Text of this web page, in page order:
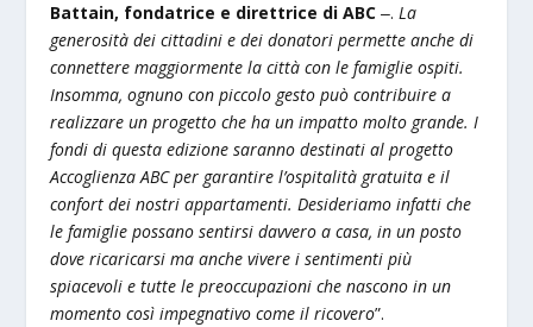
Battain, fondatrice e direttrice di ABC ‒.La
generosità dei cittadini e dei donatori permette anche di
connettere maggiormente la città con le famiglie ospiti.
Insomma, ognuno con piccolo gesto può contribuire a
realizzare un progetto che ha un impatto molto grande. I
fondi di questa edizione saranno destinati al progetto
Accoglienza ABC per garantire l’ospitalità gratuita e il
confort dei nostri appartamenti. Desideriamo infatti che
le famiglie possano sentirsi davvero a casa, in un posto
dove ricaricarsi ma anche vivere i sentimenti più
spiacevoli e tutte le preoccupazioni che nascono in un
momento così impegnativo come il ricovero”.